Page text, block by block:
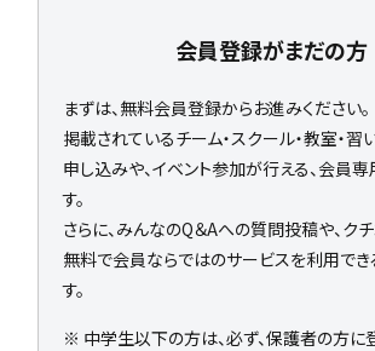
会員登録がまだの方
まずは、無料会員登録からお進みください。
掲載されているチーム・スクール・教室・
申し込みや、イベント参加が行える、会員
す。
さらに、みんなのQ＆Aへの質問投稿や、ク
無料で会員ならではのサービスを利用でき
す。
※ 中学生以下の方は、必ず、保護者の方に